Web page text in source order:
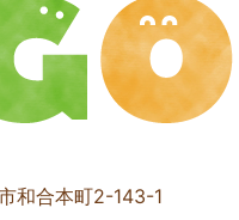
和合本町2-143-1